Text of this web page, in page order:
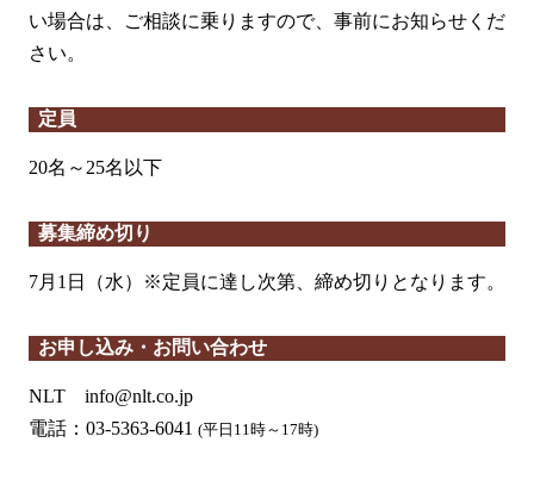
い場合は、ご相談に乗りますので、事前にお知らせくだ
さい。
定員
20名～25名以下
募集締め切り
7月1日（水） ※定員に達し次第、締め切りとなります。
お申し込み・お問い合わせ
NLT info@nlt.co.jp
電話：03-5363-6041 (平日11時～17時)